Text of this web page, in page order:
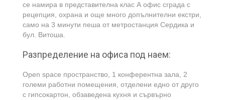
се намира в представителна клас А офис сграда с
рецепция, охрана и още много допълнителни екстри,
само на 3 минути пеша от метростанция Сердика и
бул. Витоша.
Разпределение на офиса под наем:
Open space пространство, 1 конферентна зала, 2
големи работни помещения, отделени едно от друго
с гипсокартон, обзаведена кухня и сървърно